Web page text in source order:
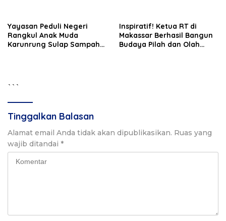
Yayasan Peduli Negeri
Rangkul Anak Muda
Karunrung Sulap Sampah
Inspiratif! Ketua RT di
Makassar Berhasil Bangun
Budaya Pilah dan Olah
```
Tinggalkan Balasan
Alamat email Anda tidak akan dipublikasikan. Ruas yang
wajib ditandai *